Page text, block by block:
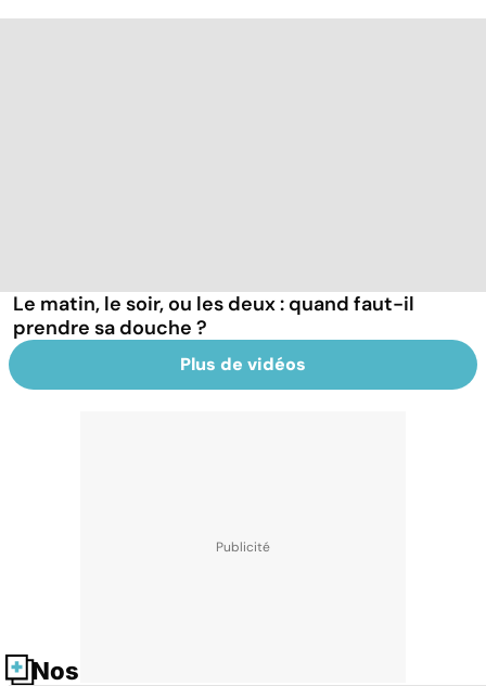
Le matin, le soir, ou les deux : quand faut-il
prendre sa douche ?
Plus de vidéos
Nos fiches santé